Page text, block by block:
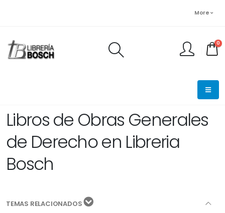
More
0
Libros de Obras Generales
de Derecho en Libreria
Bosch
TEMAS RELACIONADOS